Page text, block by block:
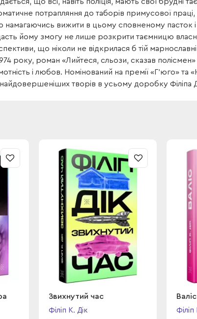
потрапляння до таборів примусової
намагаючись вижити в цьому сповненому
йому змогу не лише розкрити таємницю
що ніколи не відкрилася б тій
року, роман «Лийтеся, сльози, сказав
і любов. Номінований на премії «Г’юго»
найдовершеніших творів в усьому доробку Філіпа
Звихнутий час
Філіп К. Дік
Валіс
Філіп